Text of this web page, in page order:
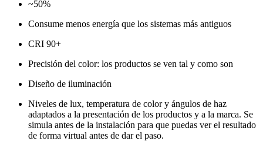
~50%
Consume menos energía que los sistemas más antiguos
CRI 90+
Precisión del color: los productos se ven tal y como son
Diseño de iluminación
Niveles de lux, temperatura de color y ángulos de haz
adaptados a la presentación de los productos y a la marca. Se
simula antes de la instalación para que puedas ver el resultado
de forma virtual antes de dar el paso.